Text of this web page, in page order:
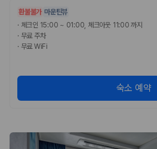
환불불가 마운틴뷰
· 체크인 15:00 ~ 01:00, 체크아웃 11:00 까지
· 무료 주차
· 무료 WiFi
숙소 예약